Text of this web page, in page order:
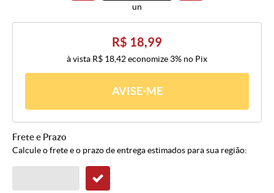
un
R$ 18,99
à vista R$ 18,42economize 3% no Pix
AVISE-ME
Frete e Prazo
Calcule o frete e o prazo de entrega estimados para sua região: